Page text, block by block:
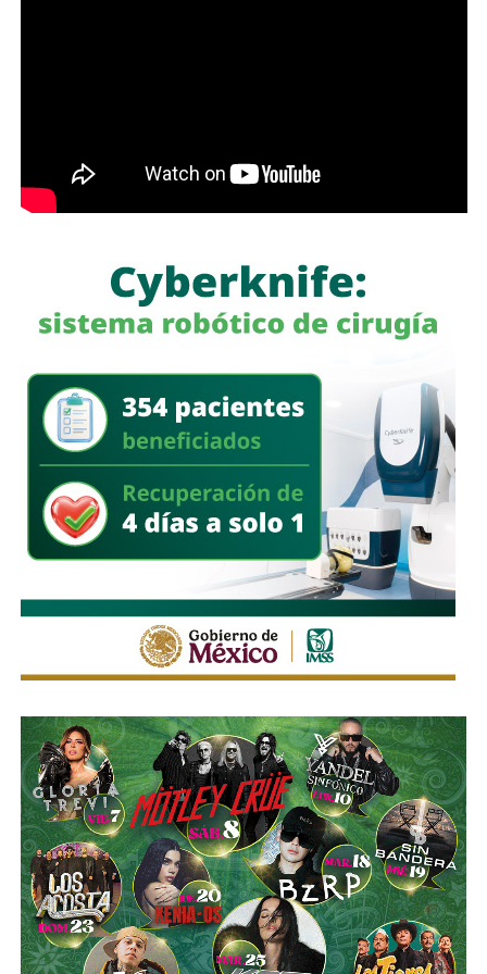
en medio de la calle, pero la mayoría de los que piden la
señal con el aviso son los mismos que, a propósito, no
ser cortés con los peatones que intentan
Señales faltan más, como una que indique para qué o
realidad nadie lo sabe a ciencia cierta, otras en toda la
ciudad, lasque avisen que la ciclovía no es para que se
estacionen autos de los negocios de Carranza o
Himno Nacional.
La Avenida Chapultepec tiene varias señales que indican
que ellímite de velocidad es de 50 km/h, algunas casi
borradas -ahí te encargo, Ayuntamiento- pero en los
videos que circularon de autos voladores,en ninguno de
los casos, la velocidad del vehículo estaba por debajo
del límite permitido
.
Sí hubo un fallo grande por parte de lasautoridades
viales municipales que no anunciaron a tiempo el tope
y no colocaron la señal hasta que ya estaba listo el muro